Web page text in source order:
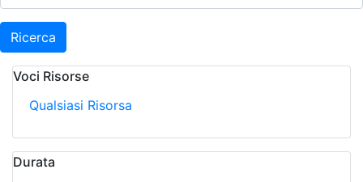
Ricerca
Voci Risorse
Qualsiasi Risorsa
Durata